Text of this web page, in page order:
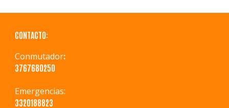
CONTACTO:
Conmutador:
3767680250
Emergencias:
3320188823